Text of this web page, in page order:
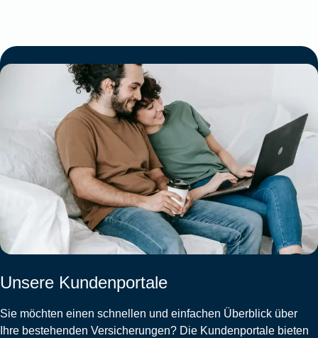
Unsere Kundenportale
Sie möchten einen schnellen und einfachen Überblick über
Ihre bestehenden Versicherungen? Die Kundenportale bieten